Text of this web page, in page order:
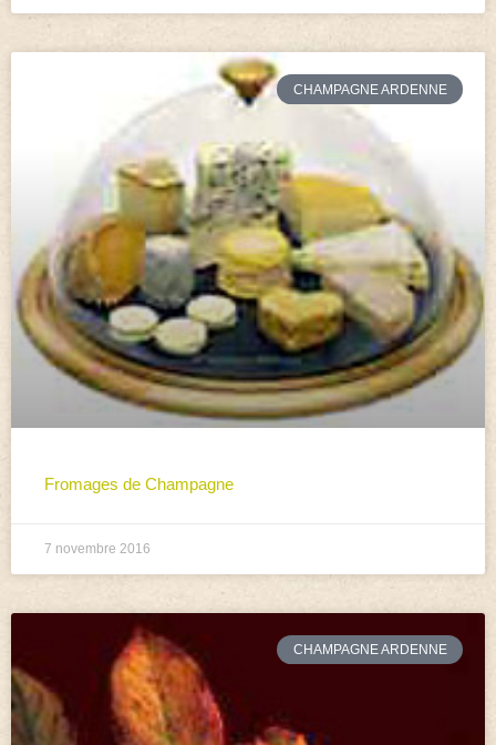
CHAMPAGNE ARDENNE
Fromages de Champagne
7 novembre 2016
CHAMPAGNE ARDENNE